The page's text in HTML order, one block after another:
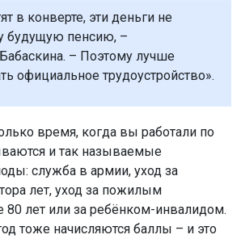
в конверте, эти деньги не
будущую пенсию, –
– Поэтому лучше
официальное трудоустройство».
время, когда вы работали по
и так называемые
служба в армии, уход за
лет, уход за пожилым
80 лет или за ребёнком-инвалидом.
тоже начисляются баллы – и это